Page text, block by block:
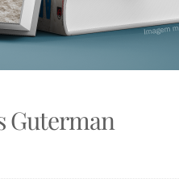
Guterman